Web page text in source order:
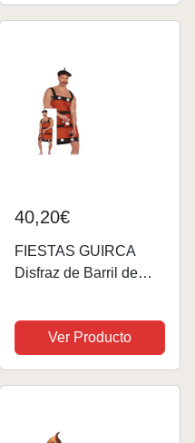
40,20€
FIESTAS GUIRCA
Disfraz de Barril de
Bebidas Divertido -
Disfraz Divertido para
Hombre - Disfraz de
Ver Producto